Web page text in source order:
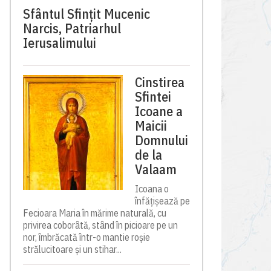
Sfântul Sfinţit Mucenic
Narcis, Patriarhul
Ierusalimului
Cinstirea
Sfintei
Icoane a
Maicii
Domnului
de la
Valaam
Icoana o
înfățișează pe
Fecioara Maria în mărime naturală, cu
privirea coborâtă, stând în picioare pe un
nor, îmbrăcată într-o mantie roșie
strălucitoare și un stihar...